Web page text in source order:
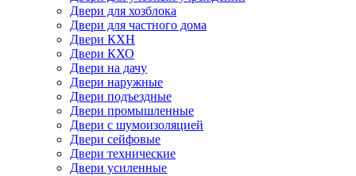
Двери для хозблока
Двери для частного дома
Двери КХН
Двери КХО
Двери на дачу
Двери наружные
Двери подъездные
Двери промышленные
Двери с шумоизоляцией
Двери сейфовые
Двери технические
Двери усиленные